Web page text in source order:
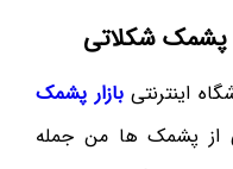
پشمک شکلاتی
اینترنتیبازار پشمک
از پشمک ها من جمله